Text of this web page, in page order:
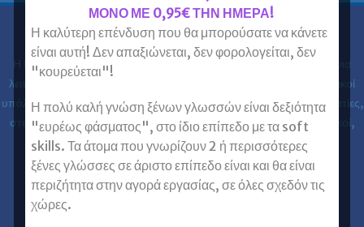
και
online
πανευρωπαϊκά.
Μάθετε
ξένες
γλώσσες
ταχύρρυθμα
μαθήματα
αποκλειστικά
για
ενήλικες
online
ή
σε
τάξη.
Ευρωδιάσταση
Η Ευρωδιάσταση Κέντρα Ξένων Γλωσσών Ενηλίκων στα
30 χρόνια
λειτουργίας της έχει εκπαιδεύσει 61.000 ενήλικες (φοιτητές, ιδιωτικοί
υπάλληλοι, δημόσιοι υπάλληλοι, στρατιωτικοί, ελεύθεροι επαγγελματίες,
στελέχη επιχειρήσεων, επαγγελματίες, ιατροί, νοσηλευτές, μηχανικοί,
κλπ) στις ξένες γλώσσες.
Επικοινωνία με Ευρωδιάσταση
ΜΟΝΟ ΜΕ 0,95€ ΤΗΝ ΗΜΕΡΑ!
Η καλύτερη επένδυση που θα μπορούσατε να κάνετε
είναι αυτή! Δεν απαξιώνεται, δεν φορολογείται, δεν
"κουρεύεται"!
Η πολύ καλή γνώση ξένων γλωσσών είναι δεξιότητα
"ευρέως φάσματος", στο ίδιο επίπεδο με τα soft
skills. Τα άτομα που γνωρίζουν 2 ή περισσότερες
ξένες γλώσσες σε άριστο επίπεδο είναι και θα είναι
περιζήτητα στην αγορά εργασίας, σε όλες σχεδόν τις
χώρες.